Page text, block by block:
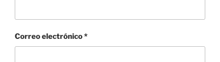
Correo electrónico*